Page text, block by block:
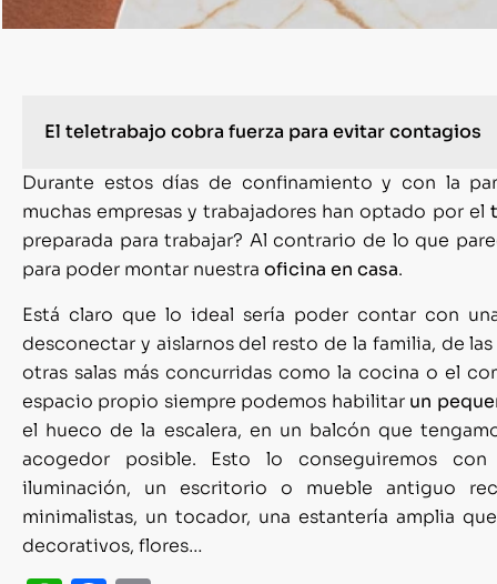
El teletrabajo cobra fuerza para evitar contagios
Durante estos días de confinamiento y con la
muchas empresas y trabajadores han optado por el
preparada para trabajar? Al contrario de lo que
para poder montar nuestra oficina en casa.
Está claro que lo ideal sería poder contar con
desconectar y aislarnos del resto de la familia, de
otras salas más concurridas como la cocina o el
espacio propio siempre podemos habilitar un
el hueco de la escalera, en un balcón que
acogedor posible. Esto lo conseguiremos
iluminación, un escritorio o mueble antiguo
minimalistas, un tocador, una estantería amplia
decorativos, flores…